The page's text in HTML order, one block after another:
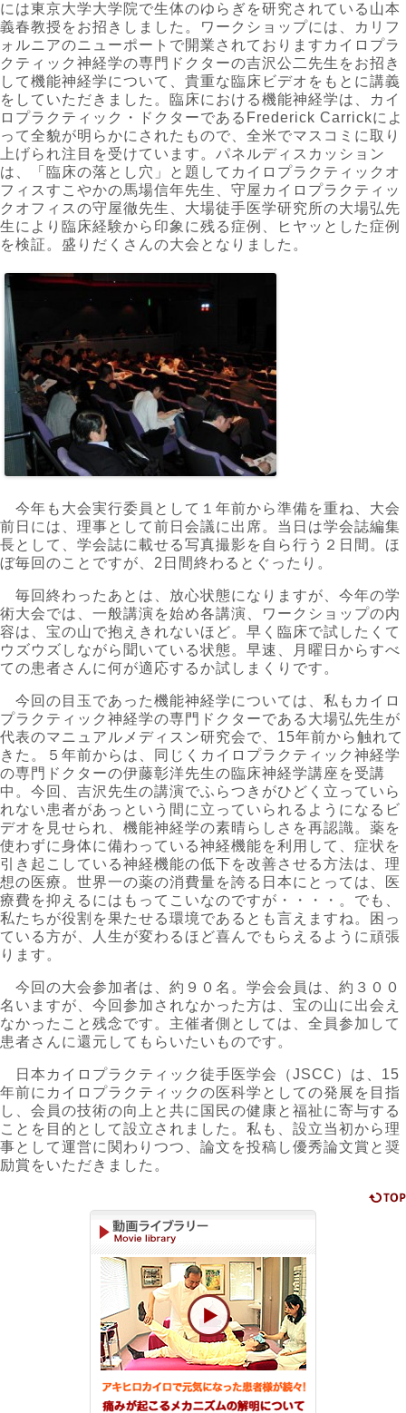
には東京大学大学院で生体のゆらぎを研究されている山本
義春教授をお招きしました。ワークショップには、カリフ
ォルニアのニューポートで開業されておりますカイロプラ
クティック神経学の専門ドクターの吉沢公二先生をお招き
して機能神経学について、貴重な臨床ビデオをもとに講義
をしていただきました。臨床における機能神経学は、カイ
ロプラクティック・ドクターであるFrederick Carrickによ
って全貌が明らかにされたもので、全米でマスコミに取り
上げられ注目を受けています。パネルディスカッション
は、「臨床の落とし穴」と題してカイロプラクティックオ
フィスすこやかの馬場信年先生、守屋カイロプラクティッ
クオフィスの守屋徹先生、大場徒手医学研究所の大場弘先
生により臨床経験から印象に残る症例、ヒヤッとした症例
を検証。盛りだくさんの大会となりました。
今年も大会実行委員として１年前から準備を重ね、大会
前日には、理事として前日会議に出席。当日は学会誌編集
長として、学会誌に載せる写真撮影を自ら行う２日間。ほ
ぼ毎回のことですが、2日間終わるとぐったり。
毎回終わったあとは、放心状態になりますが、今年の学
術大会では、一般講演を始め各講演、ワークショップの内
容は、宝の山で抱えきれないほど。早く臨床で試したくて
ウズウズしながら聞いている状態。早速、月曜日からすべ
ての患者さんに何が適応するか試しまくりです。
今回の目玉であった機能神経学については、私もカイロ
プラクティック神経学の専門ドクターである大場弘先生が
代表のマニュアルメディスン研究会で、15年前から触れて
きた。５年前からは、同じくカイロプラクティック神経学
の専門ドクターの伊藤彰洋先生の臨床神経学講座を受講
中。今回、吉沢先生の講演でふらつきがひどく立っていら
れない患者があっという間に立っていられるようになるビ
デオを見せられ、機能神経学の素晴らしさを再認識。薬を
使わずに身体に備わっている神経機能を利用して、症状を
引き起こしている神経機能の低下を改善させる方法は、理
想の医療。世界一の薬の消費量を誇る日本にとっては、医
療費を抑えるにはもってこいなのですが・・・・。でも、
私たちが役割を果たせる環境であるとも言えますね。困っ
ている方が、人生が変わるほど喜んでもらえるように頑張
ります。
今回の大会参加者は、約９０名。学会会員は、約３００
名いますが、今回参加されなかった方は、宝の山に出会え
なかったこと残念です。主催者側としては、全員参加して
患者さんに還元してもらいたいものです。
日本カイロプラクティック徒手医学会（JSCC）は、15
年前にカイロプラクティックの医科学としての発展を目指
し、会員の技術の向上と共に国民の健康と福祉に寄与する
ことを目的として設立されました。私も、設立当初から理
事として運営に関わりつつ、論文を投稿し優秀論文賞と奨
励賞をいただきました。